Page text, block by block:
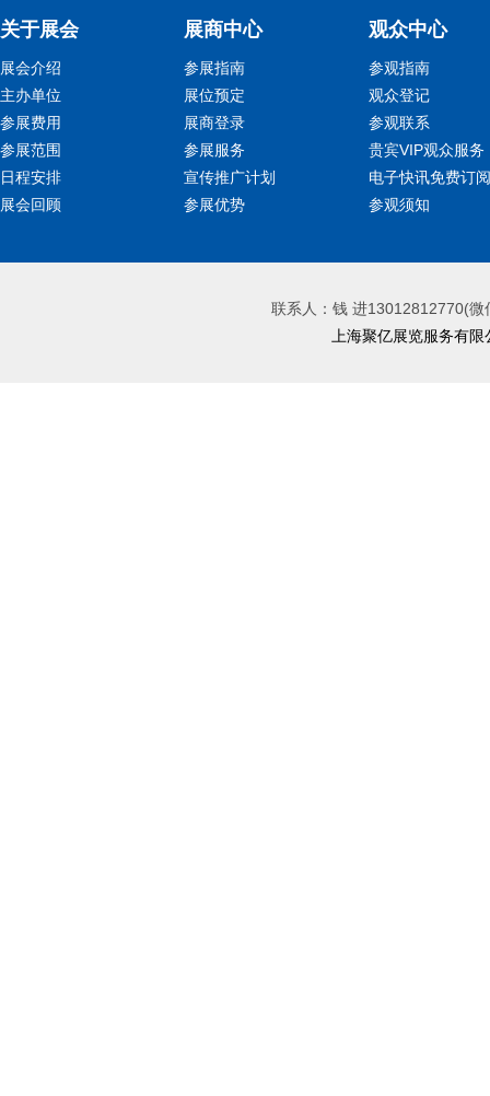
关于展会
展会介绍
主办单位
参展费用
参展范围
日程安排
展会回顾
展商中心
参展指南
展位预定
展商登录
参展服务
宣传推广计划
参展优势
观众中心
参观指南
观众登记
参观联系
贵宾VIP观众服务
电子快讯免费订阅
参观须知
联系人：钱 进13012812770(
上海聚亿展览服务有限